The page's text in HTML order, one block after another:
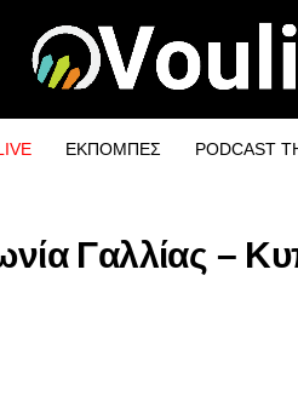
ΕΚΠΟΜΠΕΣ PODCAST
Γαλλίας –